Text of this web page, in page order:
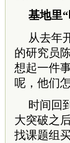
基地里
从去年
的研究员
想起一件
呢，他们
时间回
大突破之
找课题组